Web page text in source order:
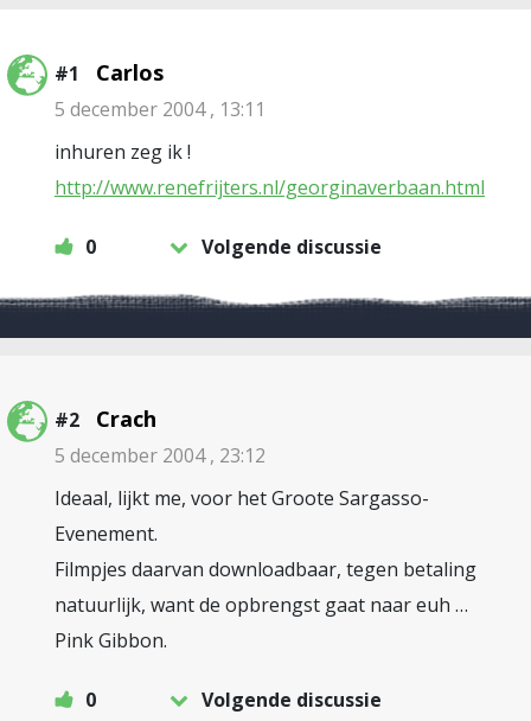
#1 Carlos
5 december 2004 , 13:11
inhuren zeg ik !
http://www.renefrijters.nl/georginaverbaan.html
0 Volgende discussie
#2 Crach
5 december 2004 , 23:12
Ideaal, lijkt me, voor het Groote Sargasso-
Evenement.
Filmpjes daarvan downloadbaar, tegen betaling
natuurlijk, want de opbrengst gaat naar euh …
Pink Gibbon.
0
Volgende discussie